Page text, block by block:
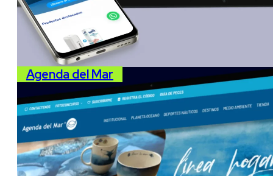
Agenda del Mar